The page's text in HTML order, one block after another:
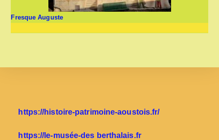
Fresque Auguste
https://histoire-patrimoine-aoustois.fr/
https://le-musée-des berthalais.fr